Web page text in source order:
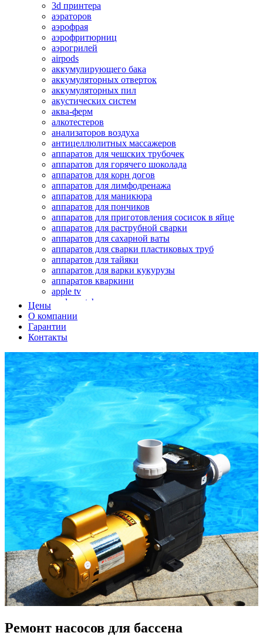
3d принтера
аэраторов
аэрофрая
аэрофритюрниц
аэрогрилей
airpods
аккумулирующего бака
аккумуляторных отверток
аккумуляторных пил
акустических систем
аква-ферм
алкотестеров
анализаторов воздуха
антицеллюлитных массажеров
аппаратов для чешских трубочек
аппаратов для горячего шоколада
аппаратов для корн догов
аппаратов для лимфодренажа
аппаратов для маникюра
аппаратов для пончиков
аппаратов для приготовления сосисок в яйце
аппаратов для раструбной сварки
аппаратов для сахарной ваты
аппаратов для сварки пластиковых труб
аппаратов для тайяки
аппаратов для варки кукурузы
аппаратов кваркини
apple tv
apple watch
аромадиффузоров
аромастанций
ароматизаторов воздуха
аудиоплееров
аудиопроцессоров
аудиосистем
аудиоусилителей
авто акустики, автомобильной акустики
авто мониторов
автохолодильников
автокондиционера
автоматики для генераторов
автоматики управления
автоматики вентустановок
автомобильных телевизоров
автомоек
автотрансформаторов
багги
бактерицидной лампы
беговых дорожек
бензобуров
бензогенераторов
бензоножниц
бензопил
бензорезов
бензорезов
беспроводных систем мониторинга
беспроводных систем презентаций
бетоноломов
безменов
Цены
О компании
Гарантии
Контакты
Ремонт насосов для бассена